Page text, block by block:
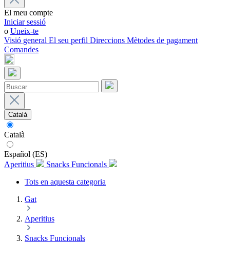
El meu compte
Iniciar sessió
o Uneix-te
Visió general El seu perfil Direccions Mètodes de pagament
Comandes
Català
Català
Español (ES)
Aperitius
Snacks Funcionals
Tots en aquesta categoria
Gat
Aperitius
Snacks Funcionals